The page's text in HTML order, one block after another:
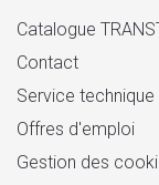
Catalogue
Contact
Service technique
Offres d'emploi
Gestion des